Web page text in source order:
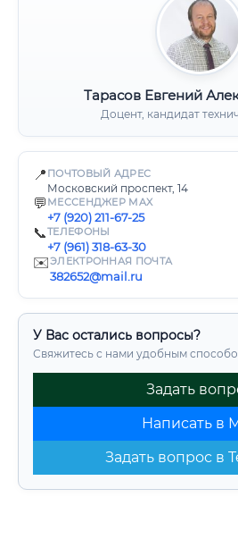
Тарасов Евгений
Доцент, кандидат
📍 ПОЧТОВЫЙ АДРЕС
Московский проспект, 14
💬 МЕССЕНДЖЕР MAX
+7 (920) 211-67-25
📞ТЕЛЕФОНЫ
+7 (961) 318-63-30
✉️ЭЛЕКТРОННАЯ ПОЧТА
382652@mail.ru
У Вас остались вопросы?
Свяжитесь с нами удобным
Задать
Написать в
Задать вопрос в